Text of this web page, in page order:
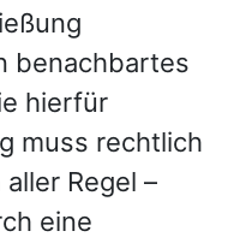
benachbartes
hierfür
muss rechtlich
Regel –
eine